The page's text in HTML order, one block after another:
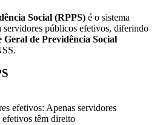
Social (RPPS) é o sistema
públicos efetivos, diferindo
Geral de Previdência Social
efetivos: Apenas servidores
efetivos têm direito